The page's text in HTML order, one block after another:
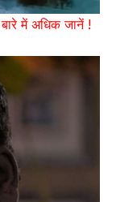
में अधिक जानें !